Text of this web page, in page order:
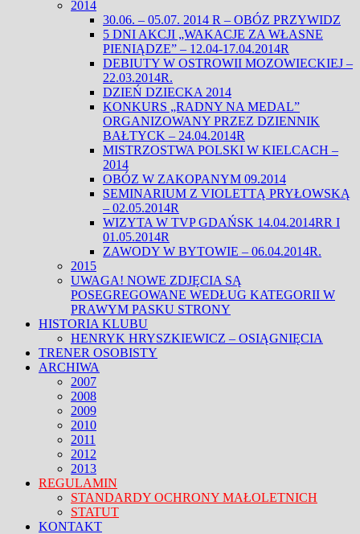
2014
30.06. – 05.07. 2014 R – OBÓZ PRZYWIDZ
5 DNI AKCJI „WAKACJE ZA WŁASNE
PIENIĄDZE” – 12.04-17.04.2014R
DEBIUTY W OSTROWII MOZOWIECKIEJ –
22.03.2014R.
DZIEŃ DZIECKA 2014
KONKURS „RADNY NA MEDAL”
ORGANIZOWANY PRZEZ DZIENNIK
BAŁTYCK – 24.04.2014R
MISTRZOSTWA POLSKI W KIELCACH –
2014
OBÓZ W ZAKOPANYM 09.2014
SEMINARIUM Z VIOLETTĄ PRYŁOWSKĄ
– 02.05.2014R
WIZYTA W TVP GDAŃSK 14.04.2014RR I
01.05.2014R
ZAWODY W BYTOWIE – 06.04.2014R.
2015
UWAGA! NOWE ZDJĘCIA SĄ
POSEGREGOWANE WEDŁUG KATEGORII W
PRAWYM PASKU STRONY
HISTORIA KLUBU
HENRYK HRYSZKIEWICZ – OSIĄGNIĘCIA
TRENER OSOBISTY
ARCHIWA
2007
2008
2009
2010
2011
2012
2013
REGULAMIN
STANDARDY OCHRONY MAŁOLETNICH
STATUT
KONTAKT